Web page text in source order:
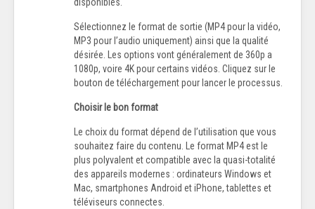
disponibles.
Sélectionnez le format de sortie (MP4 pour la vidéo,
MP3 pour l’audio uniquement) ainsi que la qualité
désirée. Les options vont généralement de 360p a
1080p, voire 4K pour certains vidéos. Cliquez sur le
bouton de téléchargement pour lancer le processus.
Choisir le bon format
Le choix du format dépend de l’utilisation que vous
souhaitez faire du contenu. Le format MP4 est le
plus polyvalent et compatible avec la quasi-totalité
des appareils modernes : ordinateurs Windows et
Mac, smartphones Android et iPhone, tablettes et
téléviseurs connectes.